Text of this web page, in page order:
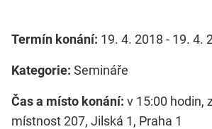
Termín konání: 19. 4. 2018 - 19. 4.
Kategorie: Semináře
Čas a místo konání: v 15:00 hodin,
místnost 207, Jilská 1, Praha 1